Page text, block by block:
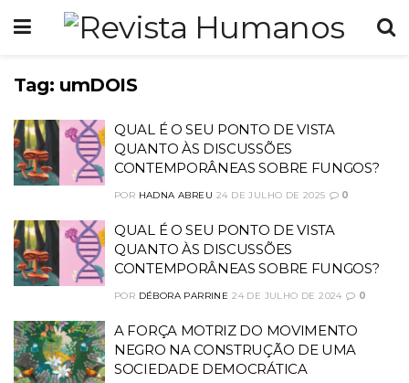
Tag: umDOIS
QUAL É O SEU PONTO DE VISTA
QUANTO ÀS DISCUSSÕES
CONTEMPORÂNEAS SOBRE FUNGOS?
POR HADNA ABREU 24 DE JULHO DE 2025 0
QUAL É O SEU PONTO DE VISTA
QUANTO ÀS DISCUSSÕES
CONTEMPORÂNEAS SOBRE FUNGOS?
POR DÉBORA PARRINE 24 DE JULHO DE 2024 0
A FORÇA MOTRIZ DO MOVIMENTO
NEGRO NA CONSTRUÇÃO DE UMA
SOCIEDADE DEMOCRÁTICA